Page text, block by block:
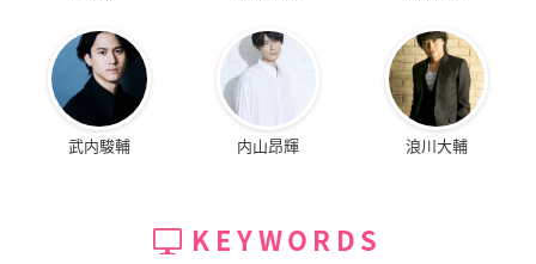
武内駿輔 内山昂輝 浪川大輔
KEYWORDS